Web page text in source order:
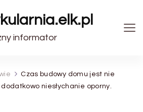
informator
Czas budowy domu jest nie
niesłychanie oporny.